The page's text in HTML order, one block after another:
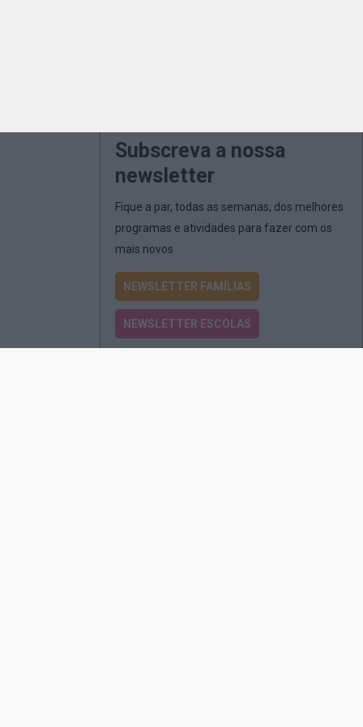
Subscreva a nossa
newsletter
Fique a par, todas as semanas, dos melhores
programas e atividades para fazer com os
mais novos
NEWSLETTER FAMÍLIAS
NEWSLETTER ESCOLAS